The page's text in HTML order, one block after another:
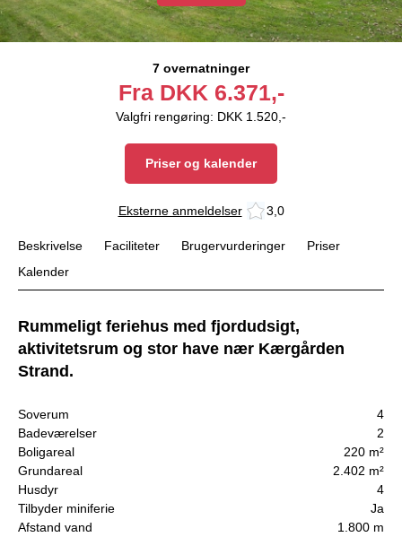
7 overnatninger
Fra DKK 6.371,-
Valgfri rengøring: DKK 1.520,-
Priser og kalender
Eksterne anmeldelser 3,0
Beskrivelse Faciliteter Brugervurderinger
Priser
Kalender
Rummeligt feriehus med fjordudsigt,
aktivitetsrum og stor have nær Kærgården
Strand.
Soverum
4
Badeværelser
2
Boligareal
220 m²
Grundareal
2.402 m²
Husdyr
4
Tilbyder miniferie
Ja
Afstand vand
1.800 m